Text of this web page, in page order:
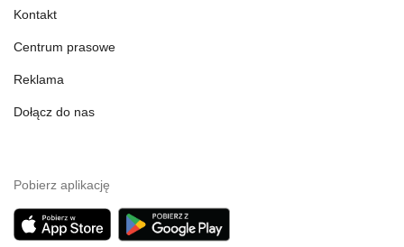
Kontakt
Centrum prasowe
Reklama
Dołącz do nas
Pobierz aplikację